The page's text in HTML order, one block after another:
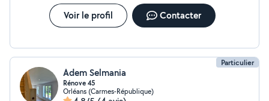
Voir le profil Contacter
Particulier
Adem Selmania
Rénove 45
Orléans (Carmes-République)